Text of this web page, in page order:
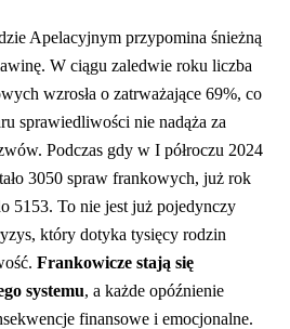
Apelacyjnym przypomina śnieżną
W ciągu zaledwie roku liczba
wzrosła o zatrważające 69%, co
sprawiedliwości nie nadąża za
Podczas gdy w I półroczu 2024
3050 spraw frankowych, już rok
5153. To nie jest już pojedynczy
który dotyka tysięcy rodzin
Frankowicze stają się
systemu, a każde opóźnienie
finansowe i emocjonalne.